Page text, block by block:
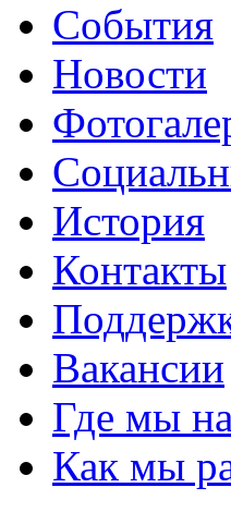
События
Новости
История
Контакты
Вакансии
Где мы
Как мы